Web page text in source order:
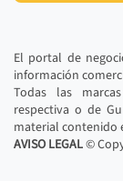
El portal de
información
Todas las
respectiva o de
material contenido
AVISO LEGAL©